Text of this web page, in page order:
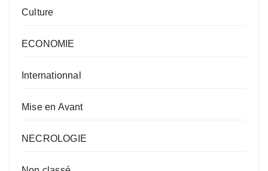
Culture
ECONOMIE
Internationnal
Mise en Avant
NECROLOGIE